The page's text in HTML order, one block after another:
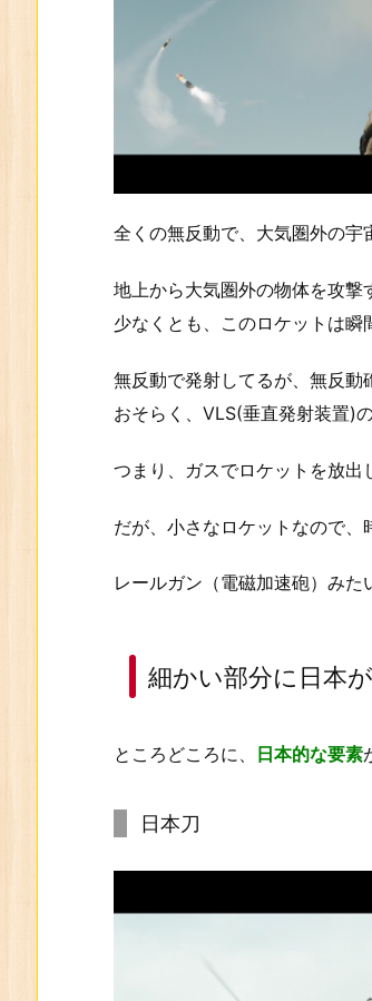
全くの無反動で、大気圏外の宇
地上から大気圏外の物体を攻撃
少なくとも、このロケットは瞬
無反動で発射してるが、無反動
おそらく、VLS(垂直発射装置)
つまり、ガスでロケットを放出
だが、小さなロケットなので
レールガン（電磁加速砲）み
細かい部分に日本
ところどころに、 日本的な要素
日本刀